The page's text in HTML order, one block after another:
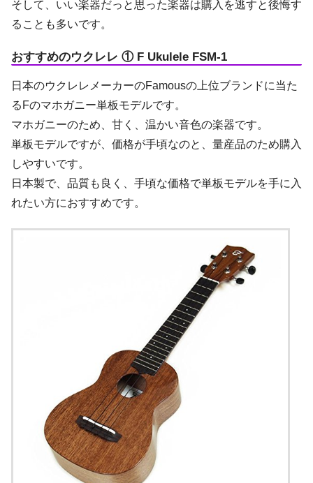
そして、いい楽器だっと思った楽器は購入を逃すと後悔す
ることも多いです。
おすすめのウクレレ ① F Ukulele FSM-1
日本のウクレレメーカーのFamousの上位ブランドに当た
るFのマホガニー単板モデルです。
マホガニーのため、甘く、温かい音色の楽器です。
単板モデルですが、価格が手頃なのと、量産品のため購入
しやすいです。
日本製で、品質も良く、手頃な価格で単板モデルを手に入
れたい方におすすめです。